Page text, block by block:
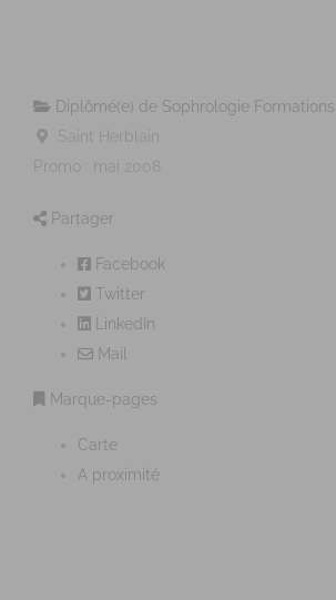
Diplômé(e) de Sophrologie Formations
Saint Herblain
Promo : mai 2008
Partager
Facebook
Twitter
LinkedIn
Mail
Marque-pages
Carte
A proximité